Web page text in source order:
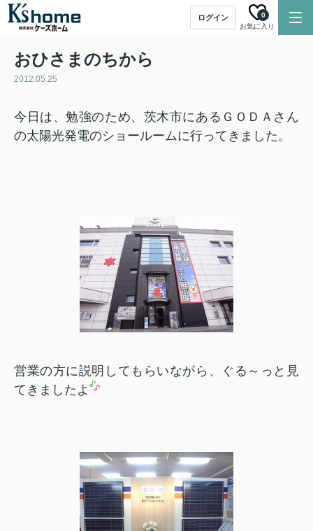
ログイン
お気に入り
0
おひさまのちから
2012.05.25
今日は、勉強のため、茨木市にあるＧＯＤＡさん
の太陽光発電のショールームに行ってきました。
営業の方に説明してもらいながら、ぐる～っと見
てきましたよ